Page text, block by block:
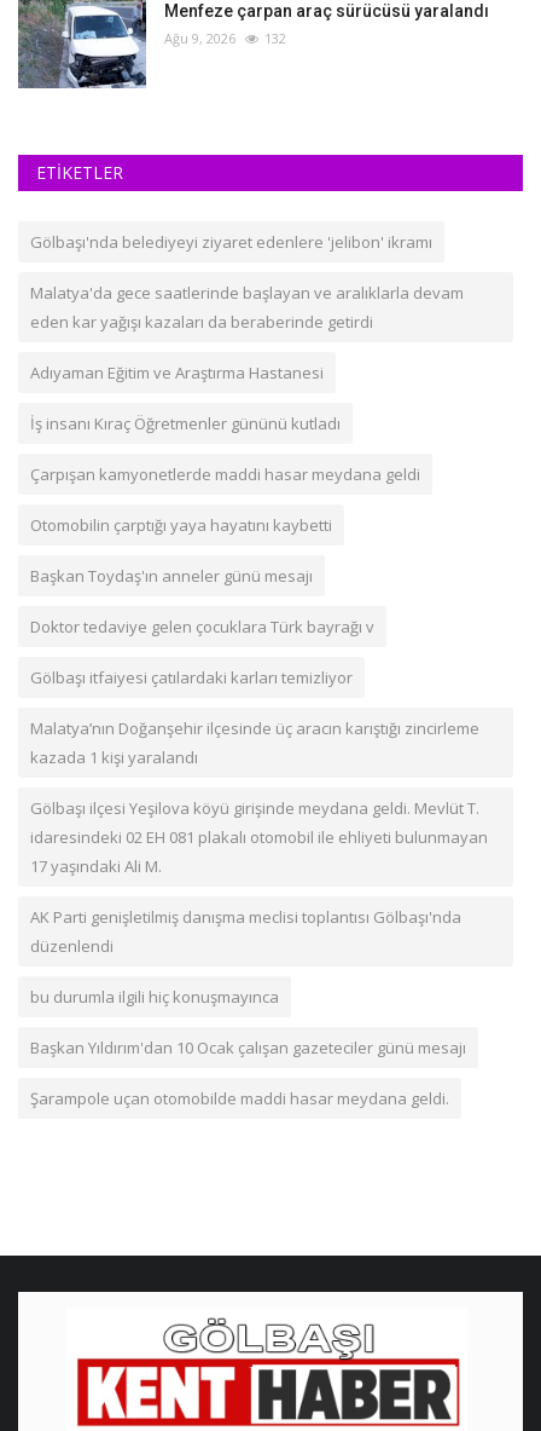
Menfeze çarpan araç sürücüsü yaralandı
Ağu 9, 2026 132
ETİKETLER
Gölbaşı'nda belediyeyi ziyaret edenlere 'jelibon' ikramı
Malatya'da gece saatlerinde başlayan ve aralıklarla devam
eden kar yağışı kazaları da beraberinde getirdi
Adıyaman Eğitim ve Araştırma Hastanesi
İş insanı Kıraç Öğretmenler gününü kutladı
Çarpışan kamyonetlerde maddi hasar meydana geldi
Otomobilin çarptığı yaya hayatını kaybetti
Başkan Toydaş'ın anneler günü mesajı
Doktor tedaviye gelen çocuklara Türk bayrağı v
Gölbaşı itfaiyesi çatılardaki karları temizliyor
Malatya’nın Doğanşehir ilçesinde üç aracın karıştığı zincirleme
kazada 1 kişi yaralandı
Gölbaşı ilçesi Yeşilova köyü girişinde meydana geldi. Mevlüt T.
idaresindeki 02 EH 081 plakalı otomobil ile ehliyeti bulunmayan
17 yaşındaki Ali M.
AK Parti genişletilmiş danışma meclisi toplantısı Gölbaşı'nda
düzenlendi
bu durumla ilgili hiç konuşmayınca
Başkan Yıldırım'dan 10 Ocak çalışan gazeteciler günü mesajı
Şarampole uçan otomobilde maddi hasar meydana geldi.